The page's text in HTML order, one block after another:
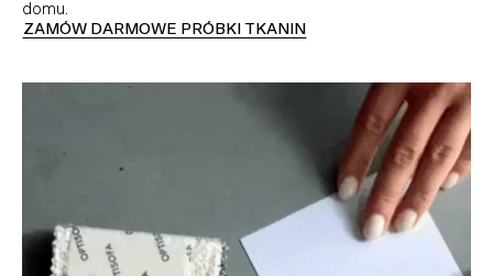
domu.
ZAMÓW DARMOWE PRÓBKI TKANIN